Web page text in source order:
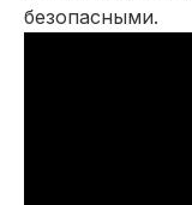
безопасными.